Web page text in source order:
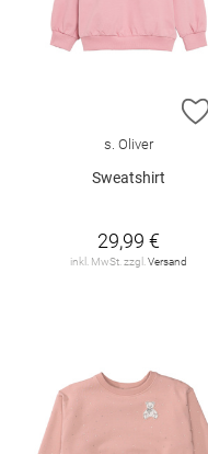
s. Oliver
Sweatshirt
29,99 €
inkl. MwSt. zzgl.Versand